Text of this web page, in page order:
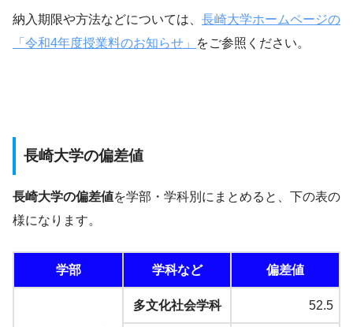
納入期限や方法などについては、 長崎大学ホームページの
「令和4年度授業料のお知らせ」
をご参照ください。
長崎大学の偏差値
長崎大学の偏差値を学部・学科別にまとめると、下の表の
様になります。
学部 学科など 偏差値
多文化社会学科 52.5